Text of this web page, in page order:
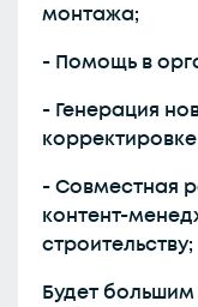
монтажа;
- Помощь в
- Генерация
- Совместная
контент-
строительству;
Будет